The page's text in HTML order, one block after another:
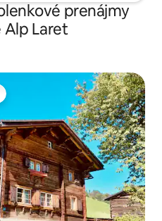
prenájmy
Alp Laret